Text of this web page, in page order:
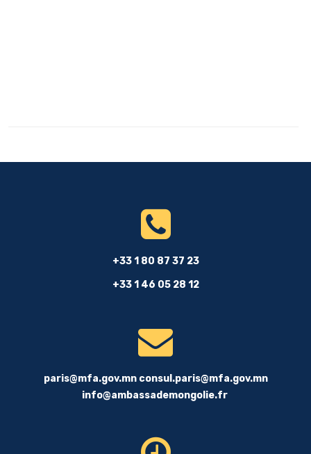
+33 1 80 87 37 23
+33 1 46 05 28 12
paris@mfa.gov.mn consul.paris@mfa.gov.mn
info@ambassademongolie.fr